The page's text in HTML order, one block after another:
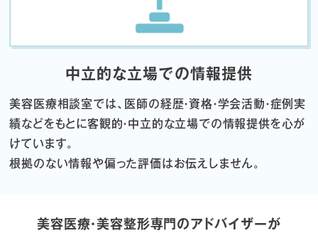
中立的な立場での情報提供
美容医療相談室では、医師の経歴・資格・学会活動・症例実
績などをもとに客観的・中立的な立場での情報提供を心が
けています。
根拠のない情報や偏った評価はお伝えしません。
美容医療・美容整形専門のアドバイザーが